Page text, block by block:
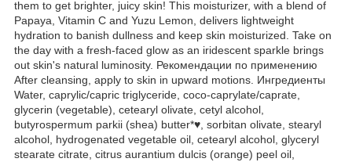
them to get brighter, juicy skin! This moisturizer, with a blend of
Papaya, Vitamin C and Yuzu Lemon, delivers lightweight
hydration to banish dullness and keep skin moisturized. Take on
the day with a fresh-faced glow as an iridescent sparkle brings
out skin's natural luminosity. Рекомендации по применению
After cleansing, apply to skin in upward motions. Ингредиенты
Water, caprylic/capric triglyceride, coco-caprylate/caprate,
glycerin (vegetable), cetearyl olivate, cetyl alcohol,
butyrospermum parkii (shea) butter*♥, sorbitan olivate, stearyl
alcohol, hydrogenated vegetable oil, cetearyl alcohol, glyceryl
stearate citrate, citrus aurantium dulcis (orange) peel oil,